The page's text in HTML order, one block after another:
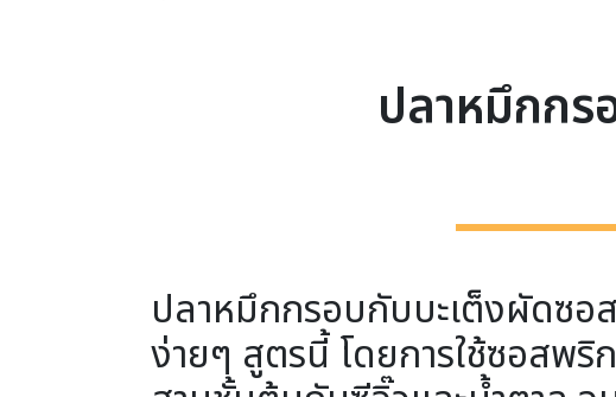
ปลาหมึกกร
ปลาหมึกกรอบกับบะเต็งผัดซอส
ง่ายๆ สูตรนี้ โดยการใช้ซอสพริ